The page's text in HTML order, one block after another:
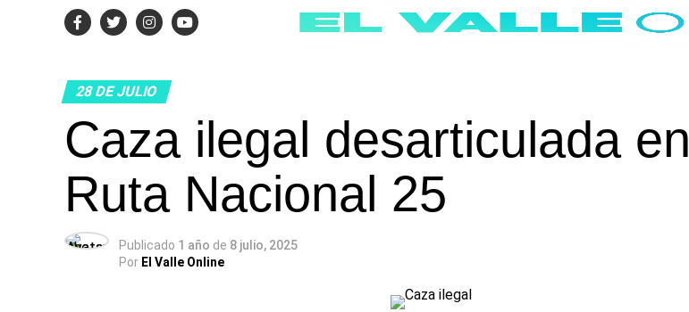
28 DE JULIO
Caza ilegal desarticulada en
Ruta Nacional 25
Publicado 1 año de 8 julio, 2025
Por El Valle Online